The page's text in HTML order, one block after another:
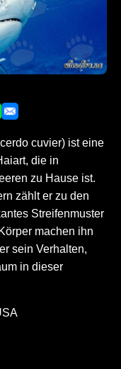
cuvier) ist eine
die in
zu Hause ist.
zählt er zu den
Streifenmuster
machen ihn
sein Verhalten,
in dieser